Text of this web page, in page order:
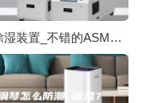
电子除湿装置_不错的ASM系列除湿器要怎么买